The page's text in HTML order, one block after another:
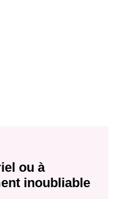
ou à
inoubliable